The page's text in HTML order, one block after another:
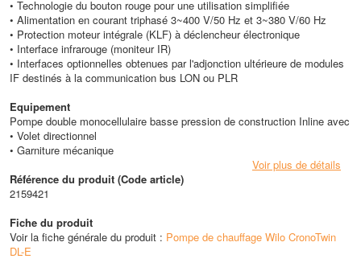
• Technologie du bouton rouge pour une utilisation simplifiée
• Alimentation en courant triphasé 3~400 V/50 Hz et 3~380 V/60 Hz
• Protection moteur intégrale (KLF) à déclencheur électronique
• Interface infrarouge (moniteur IR)
• Interfaces optionnelles obtenues par l'adjonction ultérieure de modules
IF destinés à la communication bus LON ou PLR
Equipement
Pompe double monocellulaire basse pression de construction Inline avec
• Volet directionnel
• Garniture mécanique
• Lanterne
• Accouplement
Caractéristiques techniques
• Plage de température admissible de -20 °C à +140 °C
Voir plus de détails
Référence du produit (Code article)
2159421
Fiche du produit
Voir la fiche générale du produit : Pompe de chauffage Wilo CronoTwin
DL-E